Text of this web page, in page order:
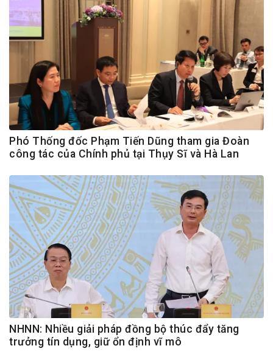
Phó Thống đốc Phạm Tiến Dũng tham gia Đoàn
công tác của Chính phủ tại Thụy Sĩ và Hà Lan
NHNN: Nhiều giải pháp đồng bộ thúc đẩy tăng
trưởng tín dụng, giữ ổn định vĩ mô